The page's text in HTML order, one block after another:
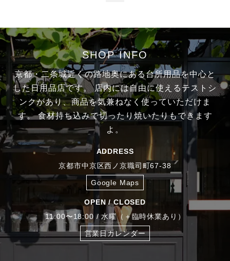
SHOP INFO
京都・二条城近くの路地奥にある台所用品を中心と
した日用品店です。店内には自由に使えるテストシ
ンクがあり、商品を気兼ねなく使っていただけま
す。食材持ち込みで切ったり焼いたりもできます
よ。
ADDRESS
京都市中京区西ノ京職司町67-38
Google Maps
OPEN / CLOSED
11:00〜18:00 / 水曜（＋臨時休業あり）
営業日カレンダー